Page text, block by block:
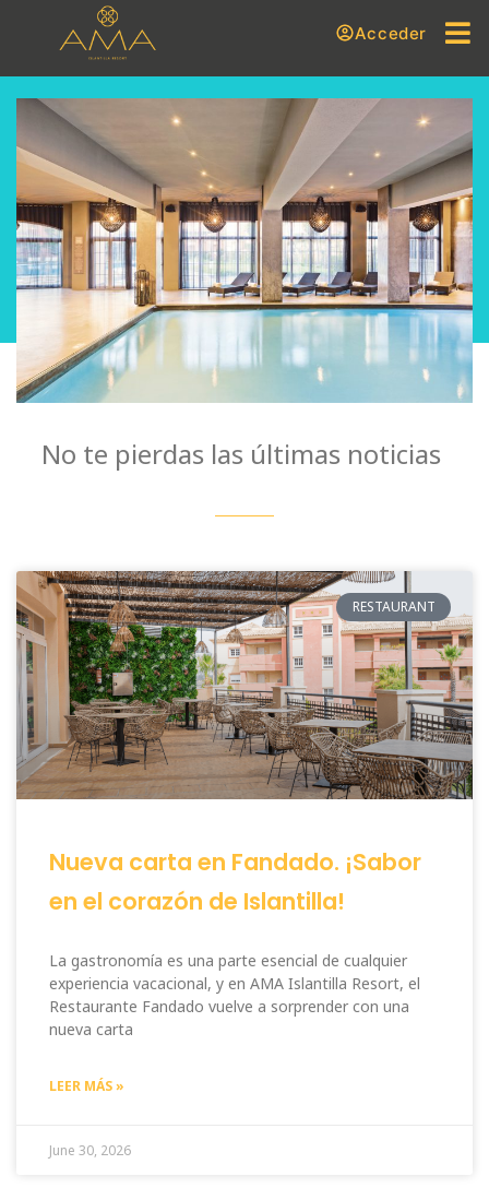
Acceder
No te pierdas las últimas noticias
RESTAURANT
Nueva carta en Fandado. ¡Sabor
en el corazón de Islantilla!
La gastronomía es una parte esencial de cualquier
experiencia vacacional, y en AMA Islantilla Resort, el
Restaurante Fandado vuelve a sorprender con una
nueva carta
LEER MÁS »
June 30, 2026